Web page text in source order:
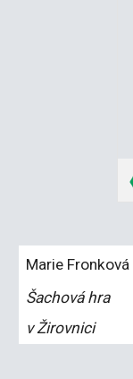
Marie Fronková
Šachová hra
v Žirovnici